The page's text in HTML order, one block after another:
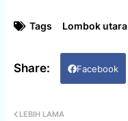
Tags Lombok utara
Facebook
LEBIH LAMA